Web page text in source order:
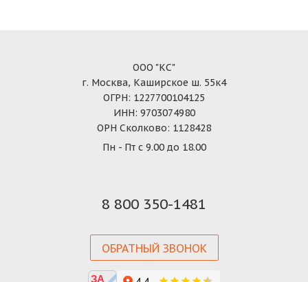
ООО "КС"
г. Москва, Каширское ш. 55к4
ОГРН: 1227700104125
ИНН: 9703074980
ОРН Сколково: 1128428
Пн - Пт с 9.00 до 18.00
8 800 350-1481
ОБРАТНЫЙ ЗВОНОК
ЗА